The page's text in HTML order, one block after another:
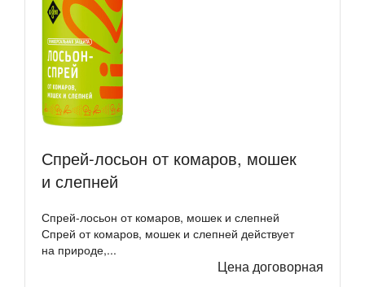
Спрей-лосьон от комаров, мошек
и слепней
Спрей-лосьон от комаров, мошек и слепней
Спрей от комаров, мошек и слепней действует
на природе,...
Цена договорная